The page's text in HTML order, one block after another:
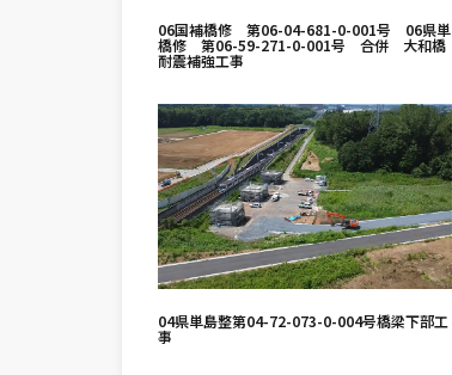
06国補橋修 第06-04-681-0-001号 06県単
橋修 第06-59-271-0-001号 合併 大和橋
耐震補強工事
04県単島整第04-72-073-0-004号橋梁下部工
事